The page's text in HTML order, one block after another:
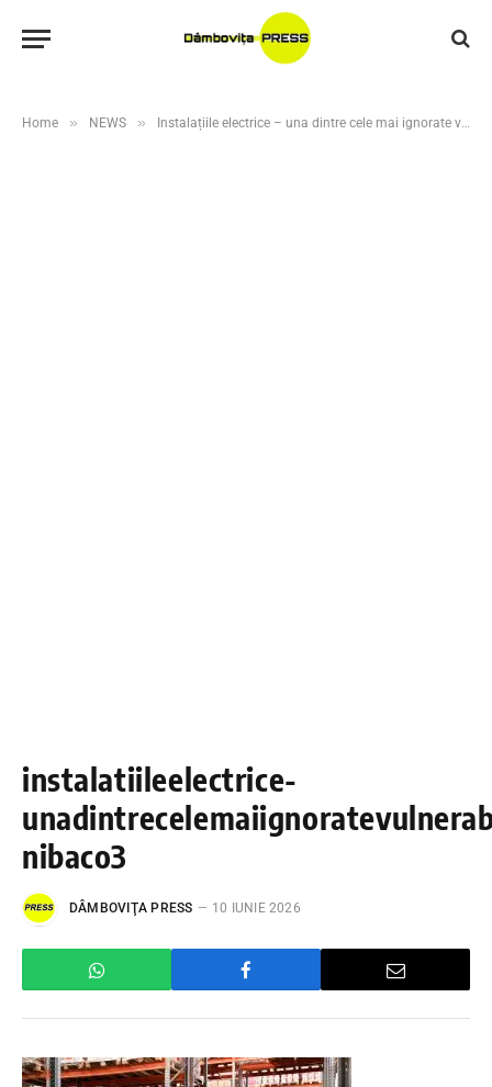
Home » NEWS » Instalațiile electrice – una dintre cele mai ignorate vulnerabilități din depozitele logistice
instalatiileelectrice-
nibaco3
DÂMBOVIŢA PRESS 10 IUNIE 2026